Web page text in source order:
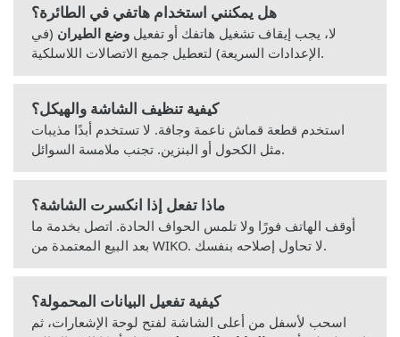
هل يمكنني استخدام هاتفي في الطائرة؟
لا، يجب إيقاف تشغيل هاتفك أو تفعيل وضع الطيران (في
الإعدادات السريعة) لتعطيل جميع الاتصالات اللاسلكية.
كيفية تنظيف الشاشة والهيكل؟
استخدم قطعة قماش ناعمة وجافة. لا تستخدم أبدًا مذيبات
مثل الكحول أو البنزين. تجنب ملامسة السوائل.
ماذا تفعل إذا انكسرت الشاشة؟
أوقف الهاتف فورًا ولا تلمس الحواف الحادة. اتصل بخدمة ما
بعد البيع المعتمدة من WIKO. لا تحاول إصلاحه بنفسك.
كيفية تفعيل البيانات المحمولة؟
اسحب لأسفل من أعلى الشاشة لفتح لوحة الإشعارات، ثم